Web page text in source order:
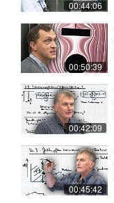
00:44:06
00:50:39
00:42:09
00:45:42